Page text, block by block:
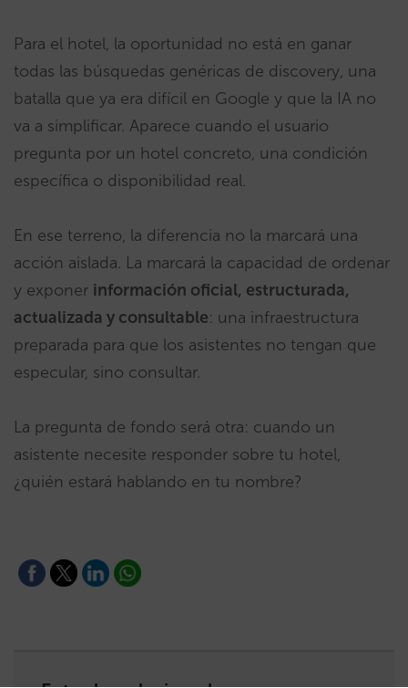
Para el hotel, la oportunidad no está en ganar
todas las búsquedas genéricas de discovery, una
batalla que ya era difícil en Google y que la IA no
va a simplificar. Aparece cuando el usuario
pregunta por un hotel concreto, una condición
específica o disponibilidad real.
En ese terreno, la diferencia no la marcará una
acción aislada. La marcará la capacidad de ordenar
y exponer información oficial, estructurada,
actualizada y consultable: una infraestructura
preparada para que los asistentes no tengan que
especular, sino consultar.
La pregunta de fondo será otra: cuando un
asistente necesite responder sobre tu hotel,
¿quién estará hablando en tu nombre?